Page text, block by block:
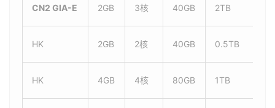
CN2 GIA-E 2GB 3核 40GB 2TB
HK 2GB 2核 40GB 0.5TB
HK 4GB 4核 80GB 1TB